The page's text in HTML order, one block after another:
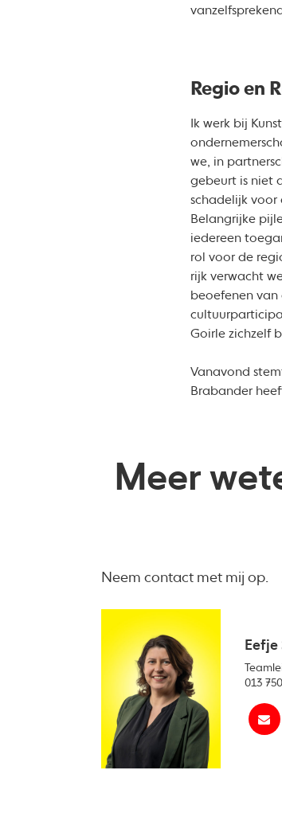
Regio en
Ik werk bij
we, in
gebeurt is niet
schadelijk voor
Belangrijke
iedereen
rol voor de
rijk verwacht
beoefenen
Goirle zichzelf
Vanavond
Brabander
Meer
Neem contact met mij op.
Eefje
013